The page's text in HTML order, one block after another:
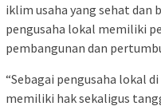
iklim usaha yang sehat dan
pengusaha lokal memiliki
pembangunan dan
“Sebagai pengusaha lokal
memiliki hak sekaligus